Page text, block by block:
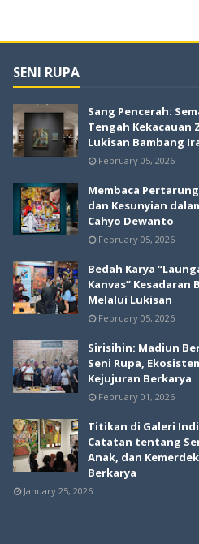
SENI RUPA
Sang Pencerah:
Tengah Kekacauan
Lukisan Bambang
February 05, 2026
Membaca
dan Kesunyian
Cahyo Dewanto
February 05, 2026
Bedah Karya
Kanvas” Kesadaran
Melalui Lukisan
February 05, 2026
Sirisihin: Madiun
Seni Rupa,
Kejujuran Berkarya
February 01, 2026
Titikan di Galeri
Catatan tentang
Anak, dan
Berkarya
January 25, 2026